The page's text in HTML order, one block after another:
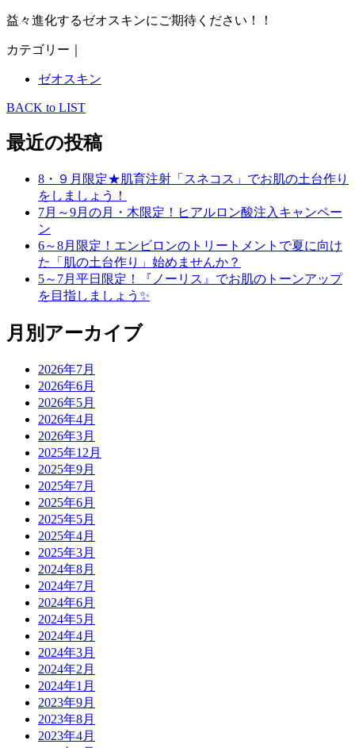
益々進化するゼオスキンにご期待ください！！
カテゴリー｜
ゼオスキン
BACK to LIST
最近の投稿
8・９月限定★肌育注射「スネコス」でお肌の土台作り
をしましょう！
7月～9月の月・木限定！ヒアルロン酸注入キャンペー
ン
6～8月限定！エンビロンのトリートメントで夏に向け
た「肌の土台作り」始めませんか？
5～7月平日限定！『ノーリス』でお肌のトーンアップ
を目指しましょう✨
月別アーカイブ
2026年7月
2026年6月
2026年5月
2026年4月
2026年3月
2025年12月
2025年9月
2025年7月
2025年6月
2025年5月
2025年4月
2025年3月
2024年8月
2024年7月
2024年6月
2024年5月
2024年4月
2024年3月
2024年2月
2024年1月
2023年9月
2023年8月
2023年4月